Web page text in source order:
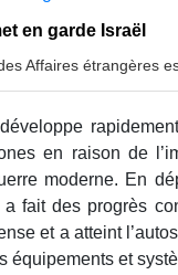
en garde Israël
Affaires étrangères
en raison de
moderne. En
a fait des progrès
et a atteint
équipements et